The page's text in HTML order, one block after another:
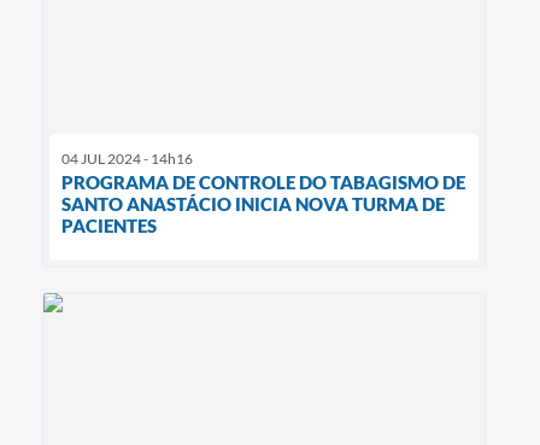
04 JUL 2024 - 14h16
PROGRAMA DE CONTROLE DO TABAGISMO DE
SANTO ANASTÁCIO INICIA NOVA TURMA DE
PACIENTES